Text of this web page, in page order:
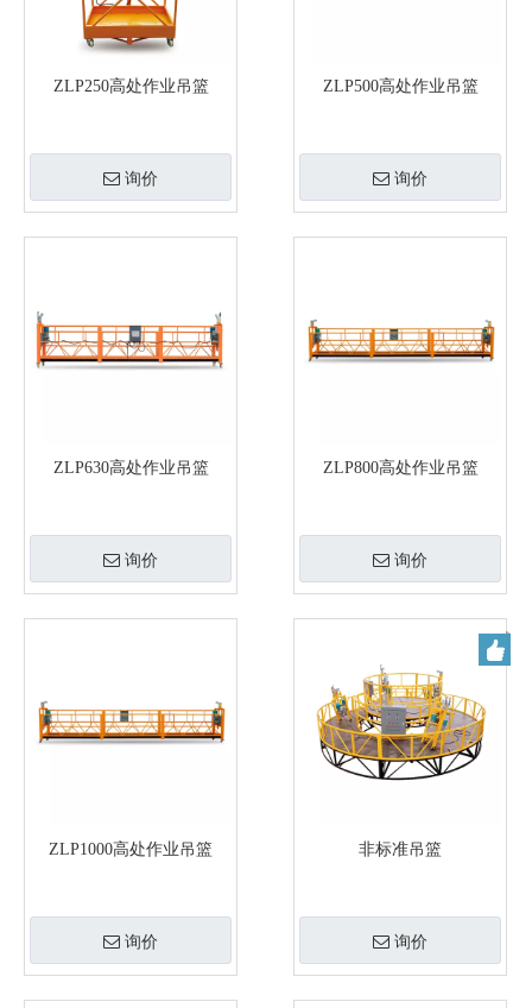
ZLP250高处作业吊篮
询价
ZLP500高处作业吊篮
询价
ZLP630高处作业吊篮
询价
ZLP800高处作业吊篮
询价
ZLP1000高处作业吊篮
询价
非标准吊篮
询价